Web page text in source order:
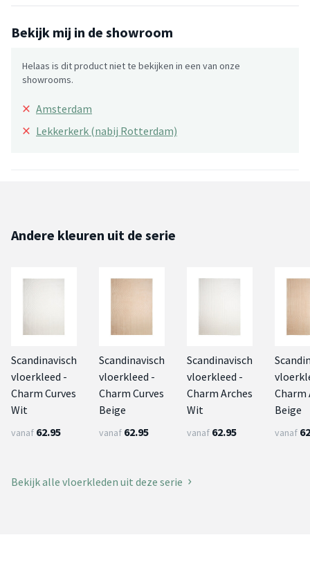
Bekijk mij in de showroom
Helaas is dit product niet te bekijken in een van onze
showrooms.
× Amsterdam
× Lekkerkerk (nabij Rotterdam)
Andere kleuren uit de serie
Scandinavisch
vloerkleed -
Charm Curves
Wit
vanaf 62.95
Scandinavisch
vloerkleed -
Charm Curves
Beige
vanaf 62.95
Scandinavisch
vloerkleed -
Charm Arches
Wit
vanaf 62.95
Charm
Beige
vanaf
Bekijk alle vloerkleden uit deze serie